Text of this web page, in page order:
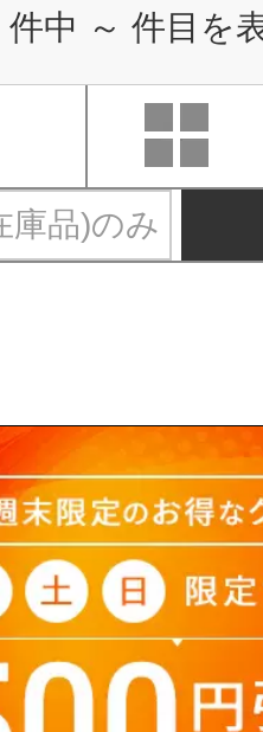
件中 ～ 件目を
庫品)のみ
ＶＵ継手